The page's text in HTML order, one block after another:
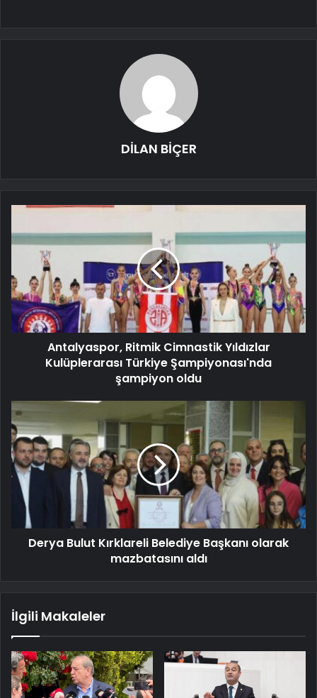
DİLAN BİÇER
Antalyaspor, Ritmik Cimnastik Yıldızlar
Kulüplerarası Türkiye Şampiyonası'nda
şampiyon oldu
Derya Bulut Kırklareli Belediye Başkanı olarak
mazbatasını aldı
İlgili Makaleler